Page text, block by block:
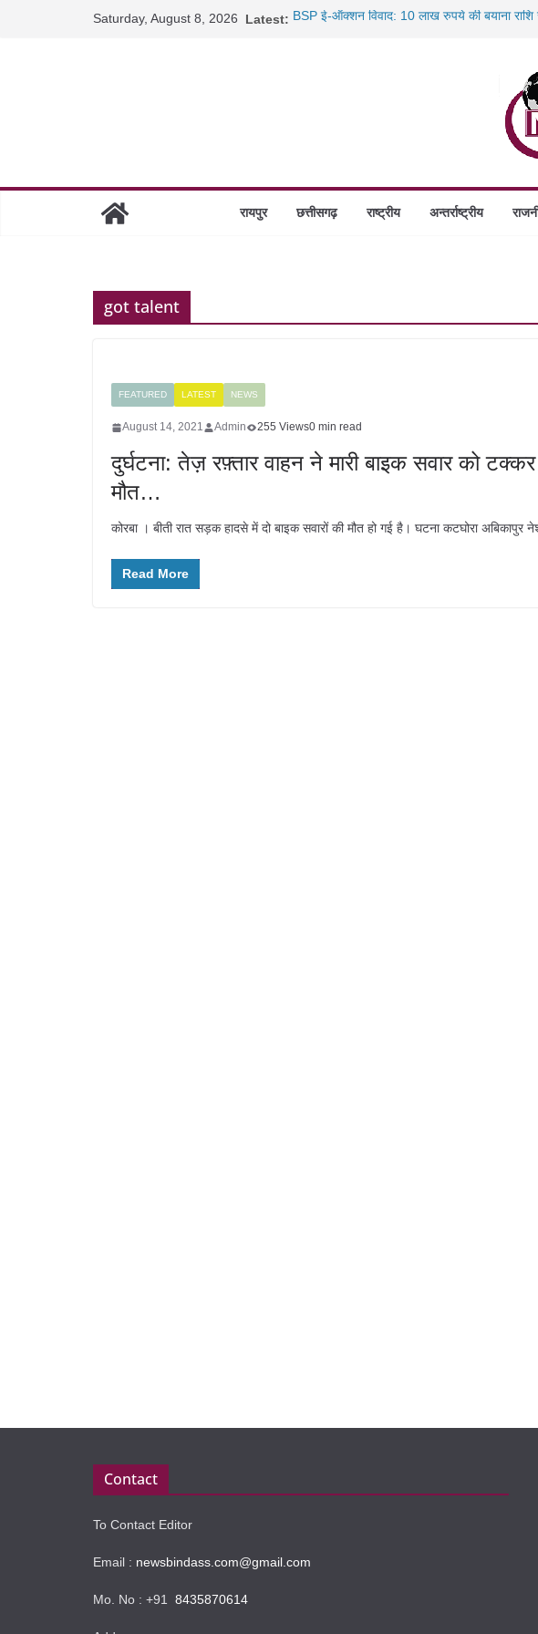
Saturday, August 8, 2026 Latest: BSP ई-ऑक्शन विवाद: 10 लाख रुपये की बयाना
छत्तीसगढ़ में 1460 गोधाम होंगे स्थापित, हर
साइबर ठगी पर दुर्ग पुलिस का बड़ा एक्शन: 13 म्यूल बैंक
रायपुर छत्तीसगढ़ राष्ट्रीय अन्तर्राष्ट्रीय
got talent
FEATURED LATEST NEWS
August 14, 2021 Admin 255 Views0 min read
दुर्घटना: तेज़ रफ़्तार वाहन ने मारी बाइक सवार को
मौत…
कोरबा । बीती रात सड़क हादसे में दो बाइक सवारों की मौत हो गई है। घटना कटघोरा अबिकापुर
Read More
Contact
To Contact Editor
Email : newsbindass.com@gmail.com
Mo. No : +91 8435870614